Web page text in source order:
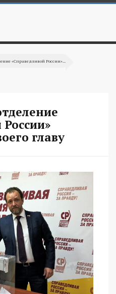
«Справедливой России»...
главу